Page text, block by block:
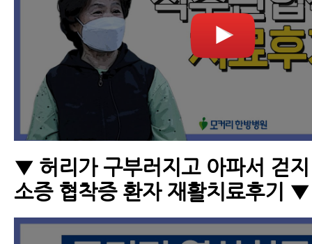
▼ 허리가 구부러지고 아파서 걷
소증 협착증 환자 재활치료후기 ▼